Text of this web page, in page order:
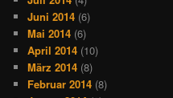
Juni 2014 (6)
Mai 2014 (6)
April 2014 (10)
März 2014 (8)
Februar 2014 (8)